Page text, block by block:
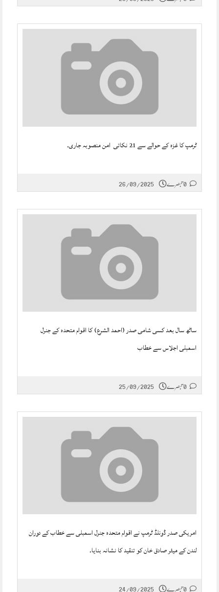
ٹرمپ کا غزہ کے حوالے سے 21 نکاتی امن منصوبہ جاری۔
26/09/2025
ساٹھ سال بعد کسی شامی صدر (احمد الشرع) کا اقوام متحدہ کے جنرل
اسمبلی اجلاس سے خطاب
25/09/2025
امریکی صدر ڈونلڈ ٹرمپ نے اقوام متحدہ جنرل اسمبلی سے خطاب کے دوران
لندن کے میئر صادق خان کو تنقید کا نشانہ بنایا۔
24/09/2025